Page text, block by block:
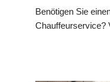
Benötigen Sie
Chauffeurservice?